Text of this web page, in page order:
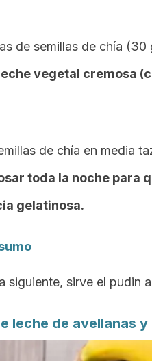
de semillas de chía (30
vegetal cremosa
de chía en media
toda la noche para
gelatinosa.
siguiente, sirve el pudin
leche de avellanas